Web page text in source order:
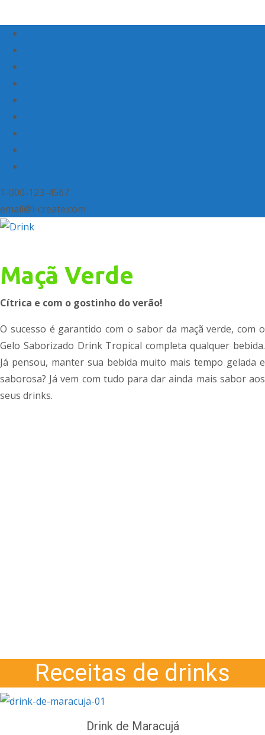
1-000-123-4567
email@i-create.com
Maçã Verde
Cítrica e com o gostinho do verão!
O sucesso é garantido com o sabor da maçã verde, com o
Gelo Saborizado Drink Tropical completa qualquer bebida.
Já pensou, manter sua bebida muito mais tempo gelada e
saborosa? Já vem com tudo para dar ainda mais sabor aos
seus drinks.
Receitas de drinks
Drink de Maracujá